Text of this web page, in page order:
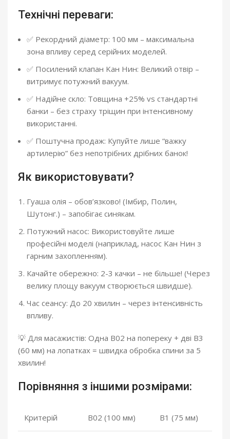
Технічні переваги:
✅ Рекордний діаметр: 100 мм – максимальна
зона впливу серед серійних моделей.
✅ Посилений клапан Kан Нин: Великий отвір –
витримує потужний вакуум.
✅ Надійне скло: Товщина +25% vs стандартні
банки – без страху тріщин при інтенсивному
використанні.
✅ Поштучна продаж: Купуйте лише “важку
артилерію” без непотрібних дрібних банок!
Як використовувати?
Гуаша олія – обов’язково! (Імбир, Полин,
Шутонг.) – запобігає синякам.
Потужний насос: Використовуйте лише
професійні моделі (наприклад, насос Kaн Нин з
гарним захопленням).
Качайте обережно: 2-3 качки – не більше! (Через
велику площу вакуум створюється швидше).
Час сеансу: До 20 хвилин – через інтенсивність
впливу.
💡 Для масажистів: Одна B02 на попереку + дві B3
(60 мм) на лопатках = швидка обробка спини за 5
хвилин!
Порівняння з іншими розмірами:
Критерій B02 (100 мм) B1 (75 мм)